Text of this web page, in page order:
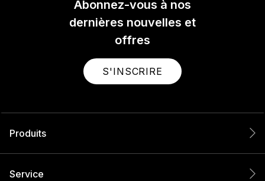
Abonnez-vous à nos
dernières nouvelles et
offres
S'INSCRIRE
Produits
Service